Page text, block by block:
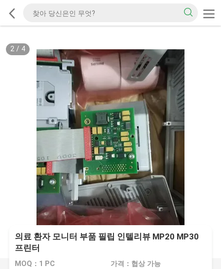
2/ 4
의료 환자 모니터 부품 필립 인텔리뷰 MP20 MP30
프린터
MOQ：1 PC 가격：협상 가능